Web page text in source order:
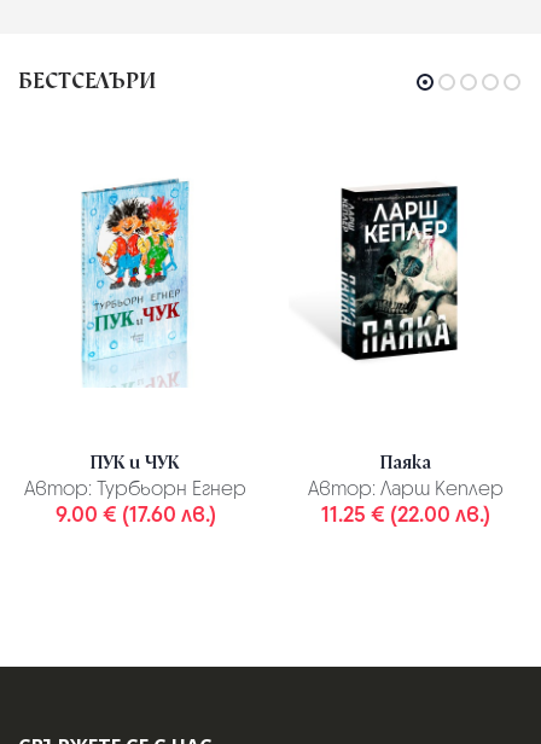
БЕСТСЕЛЪРИ
ПУК и ЧУК
Автор: Турбьорн Егнер
9.00 € (17.60 лв.)
Паяка
Автор: Ларш Кеплер
11.25 € (22.00 лв.)